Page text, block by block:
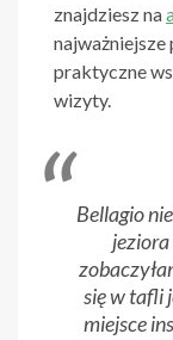
znajdziesz na
praktyczne
wizyty.
Bellagio
się w tafli
miejsce